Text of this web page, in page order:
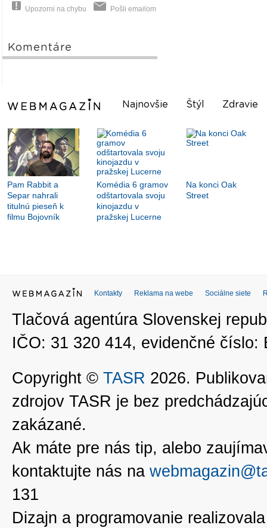
Upozorni na chybu Pošli emailom
Komentáre
Najnovšie Štýl Zdravie
Pam Rabbit a
Separ nahrali
titulnú pieseň k
filmu Bojovník
Komédia 6 gramov
odštartovala svoju
kinojazdu v
pražskej Lucerne
Na konci Oak
Street
Kontakty Reklama na webe Sociálne siete
Tlačová agentúra Slovenskej
IČO: 31 320 414, evidenčné číslo:
Copyright © TASR 2026.
zdrojov TASR je bez
zakázané.
Ak máte pre nás tip, alebo
kontaktujte nás na
131
Dizajn a programovanie